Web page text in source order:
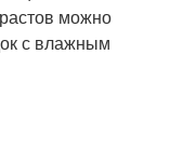
можно
с влажным